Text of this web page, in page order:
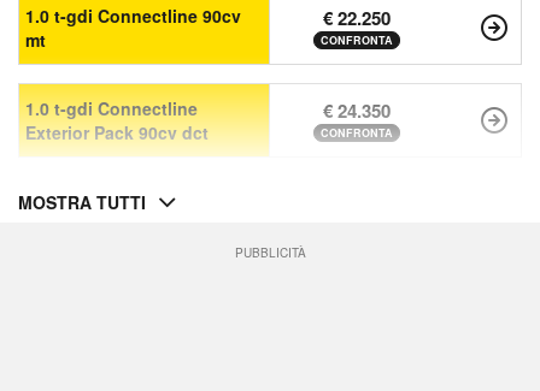
1.0 t-gdi Connectline 90cv
mt
€ 22.250
CONFRONTA
1.0 t-gdi Connectline
Exterior Pack 90cv dct
€ 24.350
CONFRONTA
MOSTRA TUTTI
PUBBLICITÀ